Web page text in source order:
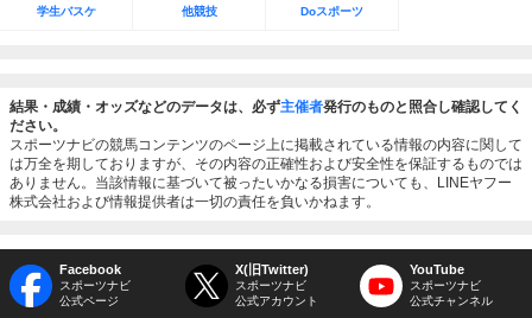
学生バスケ 他競技 Doスポーツ
結果・成績・オッズなどのデータは、必ず主催者発行のものと照合し確認してく
ださい。
スポーツナビの競馬コンテンツのページ上に掲載されている情報の内容に関して
は万全を期しておりますが、その内容の正確性および安全性を保証するものでは
ありません。当該情報に基づいて被ったいかなる損害についても、LINEヤフー
株式会社および情報提供者は一切の責任を負いかねます。
Facebook
スポーツナビ
公式ページ
X(旧Twitter)
スポーツナビ
公式アカウント
YouTube
スポーツナビ
公式チャンネル